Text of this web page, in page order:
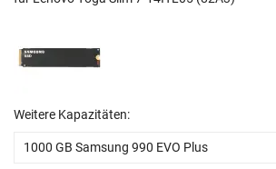
Weitere Kapazitäten:
1000 GB Samsung 990 EVO Plus